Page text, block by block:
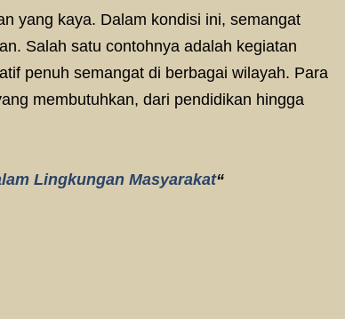
yang kaya. Dalam kondisi ini, semangat
Salah satu contohnya adalah kegiatan
penuh semangat di berbagai wilayah. Para
membutuhkan, dari pendidikan hingga
Lingkungan Masyarakat“